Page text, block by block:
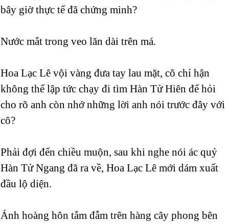
bây giờ thực tế đã chứng minh?
Nước mắt trong veo lăn dài trên má.
Hoa Lạc Lê vội vàng đưa tay lau mặt, cô chỉ hận
không thể lập tức chạy đi tìm Hàn Tử Hiên để hỏi
cho rõ anh còn nhớ những lời anh nói trước đây với
cô?
Phải đợi đến chiều muộn, sau khi nghe nói ác quỷ
Hàn Tử Ngang đã ra về, Hoa Lạc Lê mới dám xuất
đầu lộ diện.
Ánh hoàng hôn tắm đẫm trên hàng cây phong bên